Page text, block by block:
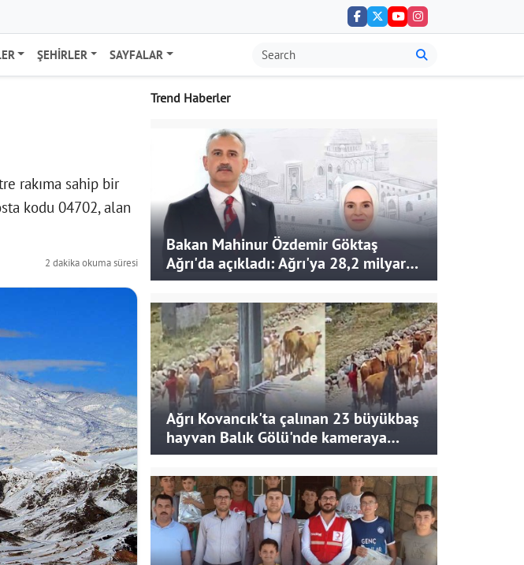
ŞEHIRLER SAYFALAR
rakıma sahip bir
kodu 04702, alan
2 dakika okuma süresi
Trend Haberler
Bakan Mahinur Özdemir Göktaş
Ağrı'da açıkladı: Ağrı'ya 28,2 milyar
liralık yatırım ve destek sağlandı
Ağrı Kovancık'ta çalınan 23 büyükbaş
hayvan Balık Gölü'nde kameraya
takıldı